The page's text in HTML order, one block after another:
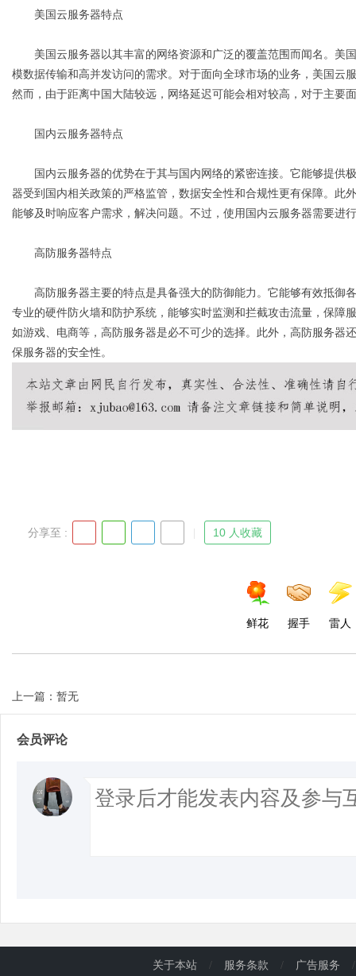
美国云服务器特点
美国云服务器以其丰富的网络资源和广泛的覆盖范围而闻名。美
模数据传输和高并发访问的需求。对于面向全球市场的业务，美国云
然而，由于距离中国大陆较远，网络延迟可能会相对较高，对于主要
国内云服务器特点
国内云服务器的优势在于其与国内网络的紧密连接。它能够提供
器受到国内相关政策的严格监管，数据安全性和合规性更有保障。此
能够及时响应客户需求，解决问题。不过，使用国内云服务器需要进
高防服务器特点
高防服务器主要的特点是具备强大的防御能力。它能够有效抵御
专业的硬件防火墙和防护系统，能够实时监测和拦截攻击流量，保障
如游戏、电商等，高防服务器是必不可少的选择。此外，高防服务器
保服务器的安全性。
分享至 : 10 人收藏
鲜花 握手 雷人
上一篇：暂无
会员评论
关于本站 / 服务条款 / 广告服务 /